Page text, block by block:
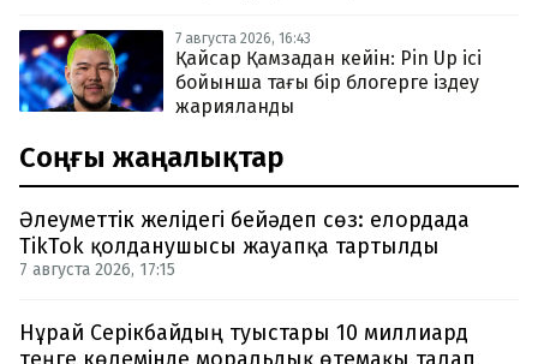
7 августа 2026, 16:43
Қайсар Қамзадан кейін: Pin Up ісі
бойынша тағы бір блогерге іздеу
жарияланды
Соңғы жаңалықтар
Әлеуметтік желідегі бейәдеп сөз: елордада
TikTok қолданушысы жауапқа тартылды
7 августа 2026, 17:15
Нұрай Серікбайдың туыстары 10 миллиард